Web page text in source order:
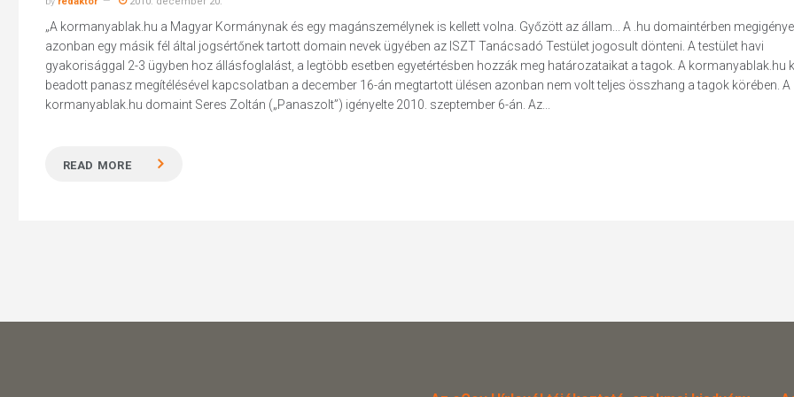
„A kormanyablak.hu a Magyar Kormánynak és egy magánszemélynek is kellett volna. Győzött az állam... A .hu domaintérben
azonban egy másik fél által jogsértőnek tartott domain nevek ügyében az ISZT Tanácsadó Testület jogosult dönteni. A testület havi
gyakorisággal 2-3 ügyben hoz állásfoglalást, a legtöbb esetben egyetértésben hozzák meg határozataikat a tagok. A kormanyablak.hu
beadott panasz megítélésével kapcsolatban a december 16-án megtartott ülésen azonban nem volt teljes összhang a tagok körében. A
kormanyablak.hu domaint Seres Zoltán („Panaszolt”) igényelte 2010. szeptember 6-án. Az...
READ MORE